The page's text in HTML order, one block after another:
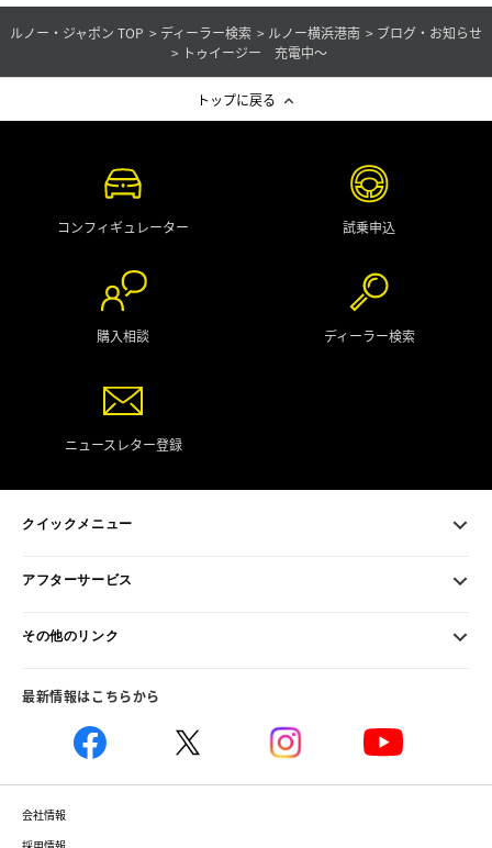
ルノー・ジャポン TOP ディーラー検索 ルノー横浜港南
ブログ・お知らせ
トゥイージー 充電中～
トップに戻る
コンフィギュレーター 試乗申込
購入相談 ディーラー検索
ニュースレター登録
クイックメニュー
アフターサービス
その他のリンク
最新情報はこちらから
会社情報